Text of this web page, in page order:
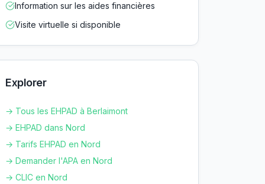
Information sur les aides financières
Visite virtuelle si disponible
Explorer
→ Tous les EHPAD à Berlaimont
→ EHPAD dans Nord
→ Tarifs EHPAD en Nord
→ Demander l'APA en Nord
→ CLIC en Nord